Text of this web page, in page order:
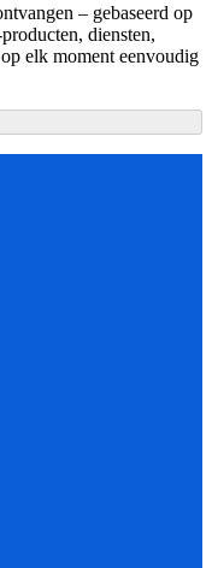
– gebaseerd op
diensten,
elk moment eenvoudig